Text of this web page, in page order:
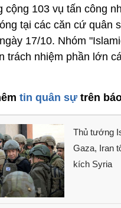
cộng 103 vụ tấn công
tại các căn cứ quân
17/10. Nhóm
trách nhiệm phần lớn
tin quân sự trên
Thủ tướng
Gaza, Iran
kích Syria